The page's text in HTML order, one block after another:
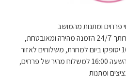
פרחים ומתנות מהמושב
אתר ההזמנות עומד לשירותך 24/7 הזמנה מהירה ומאובטחת,
הזמנות לאחר השעה 10:00 יסופקו ביום למחרת, משלוחים לאזור
מודיעין וישובי הסביבה עד השעה 16:00 למשלוח מהיר של פרחים,
ומתנות